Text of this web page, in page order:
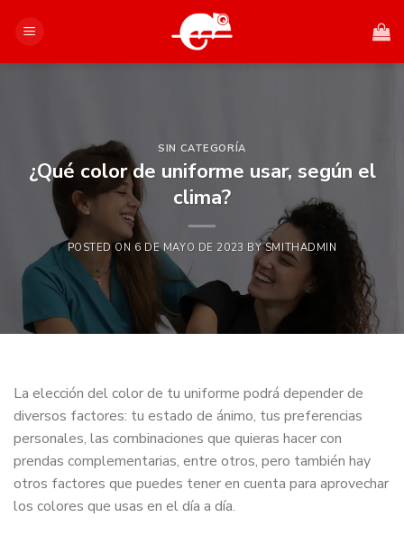
SIN CATEGORÍA
¿Qué color de uniforme usar, según el
clima?
POSTED ON 6 DE MAYO DE 2023 BYSMITHADMIN
La elección del color de tu uniforme podrá depender de
diversos factores: tu estado de ánimo, tus preferencias
personales, las combinaciones que quieras hacer con
prendas complementarias, entre otros, pero también hay
otros factores que puedes tener en cuenta para aprovechar
los colores que usas en el día a día.